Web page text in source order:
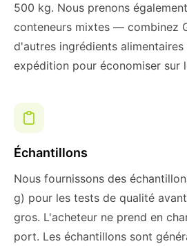
500 kg. Nous prenons
conteneurs mixtes — combinez
d'autres ingrédients alimentaires
expédition pour économiser sur
Échantillons
Nous fournissons des
g) pour les tests de qualité
gros. L'acheteur ne prend en
port. Les échantillons sont